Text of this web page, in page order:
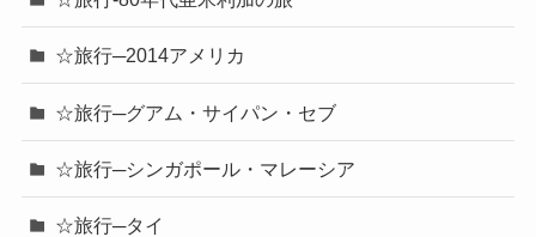
☆旅行─2014アメリカ
☆旅行─グアム・サイパン・セブ
☆旅行─シンガポール・マレーシア
☆旅行─タイ